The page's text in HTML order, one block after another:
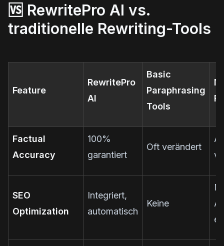
🆚 RewritePro AI vs.
traditionelle Rewriting-Tools
Feature
RewritePro
AI
Basic
Paraphrasing
Tools
Factual
Accuracy
100%
garantiert
Oft verändert
SEO
Optimization
Integriert,
automatisch
Keine